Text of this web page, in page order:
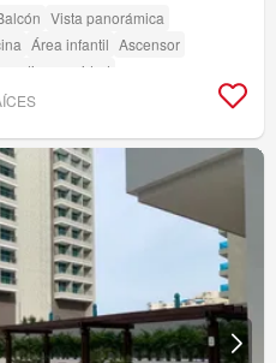
Vista panorámica
Área infantil Ascensor
discapacidad